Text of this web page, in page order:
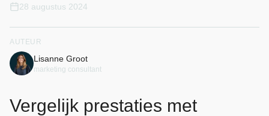
28 augustus 2024
AUTEUR
Lisanne Groot
marketing consultant
Vergelijk prestaties met